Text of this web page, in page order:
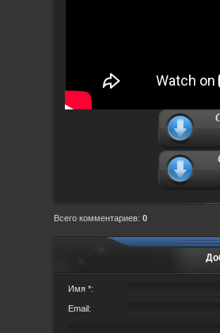
Всего комментариев: 0
Имя *:
Email: